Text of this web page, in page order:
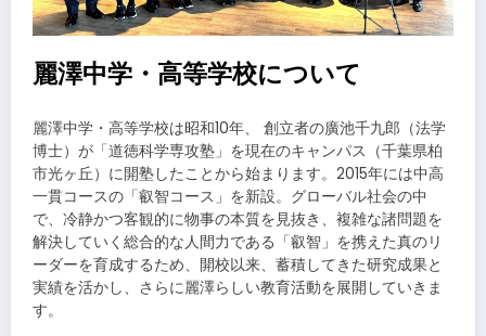
麗澤中学・高等学校について
麗澤中学・高等学校は昭和10年、 創立者の廣池千九郎（法学
博士）が「道徳科学専攻塾」を現在のキャンパス（千葉県柏
市光ヶ丘）に開塾したことから始まります。2015年には中高
一貫コースの「叡智コース」を新設。グローバル社会の中
で、冷静かつ客観的に物事の本質を見抜き、複雑な諸問題を
解決していく総合的な人間力である「叡智」を携えた真のリ
ーダーを育成するため、開校以来、蓄積してきた研究成果と
実績を活かし、さらに麗澤らしい教育活動を展開していきま
す。